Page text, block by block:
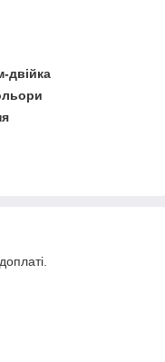
двійка